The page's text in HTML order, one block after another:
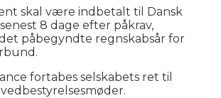
skal være indbetalt til Dansk
8 dage efter påkrav,
påbegyndte regnskabsår for
fortabes selskabets ret til